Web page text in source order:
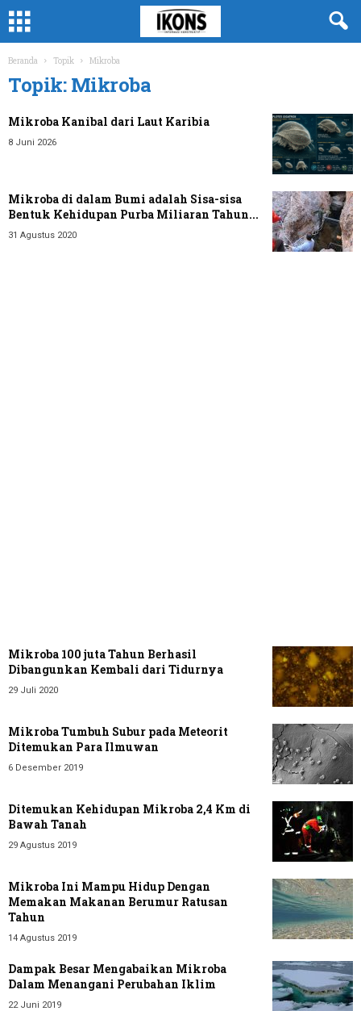
Beranda Topik Mikroba
Topik: Mikroba
Mikroba Kanibal dari Laut Karibia
8 Juni 2026
Mikroba di dalam Bumi adalah Sisa-sisa
Bentuk Kehidupan Purba Miliaran Tahun...
31 Agustus 2020
Mikroba 100 juta Tahun Berhasil
Dibangunkan Kembali dari Tidurnya
29 Juli 2020
Mikroba Tumbuh Subur pada Meteorit
Ditemukan Para Ilmuwan
6 Desember 2019
Ditemukan Kehidupan Mikroba 2,4 Km di
Bawah Tanah
29 Agustus 2019
Mikroba Ini Mampu Hidup Dengan
Memakan Makanan Berumur Ratusan
Tahun
14 Agustus 2019
Dampak Besar Mengabaikan Mikroba
Dalam Menangani Perubahan Iklim
22 Juni 2019